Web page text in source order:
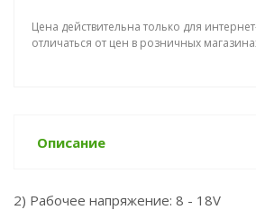
Цена действительна только для
отличаться от цен в розничных
Описание
2) Рабочее напряжение: 8 - 18V